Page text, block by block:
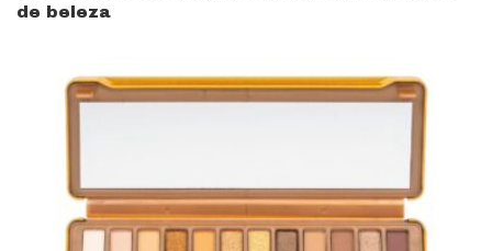
de beleza